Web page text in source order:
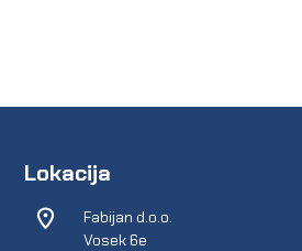
Lokacija
Fabijan d.o.o.
Vosek 6e